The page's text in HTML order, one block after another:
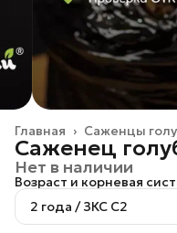
Саженцы
Главная ›
Саженец
Нет в наличии
Возраст и корневая
2 года / ЗКС С2